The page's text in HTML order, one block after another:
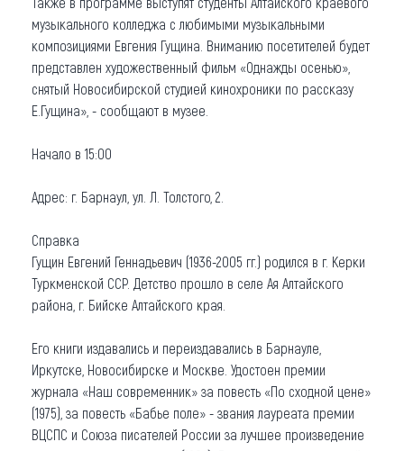
музыкального колледжа с любимыми музыкальными
композициями Евгения Гущина. Вниманию посетителей будет
представлен художественный фильм «Однажды осенью»,
снятый Новосибирской студией кинохроники по рассказу
Е.Гущина», - сообщают в музее.
Начало в 15:00
Адрес: г. Барнаул, ул. Л. Толстого, 2.
Справка
Гущин Евгений Геннадьевич (1936-2005 гг.) родился в г. Керки
Туркменской ССР. Детство прошло в селе Ая Алтайского
района, г. Бийске Алтайского края.
Его книги издавались и переиздавались в Барнауле,
Иркутске, Новосибирске и Москве. Удостоен премии
журнала «Наш современник» за повесть «По сходной цене»
(1975), за повесть «Бабье поле» - звания лауреата премии
ВЦСПС и Союза писателей России за лучшее произведение